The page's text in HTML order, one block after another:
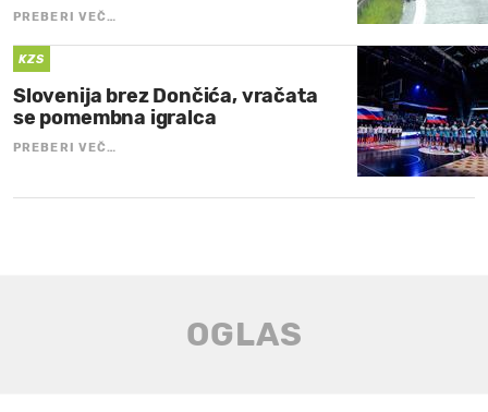
PREBERI VEČ…
KZS
Slovenija brez Dončića, vračata
se pomembna igralca
PREBERI VEČ…